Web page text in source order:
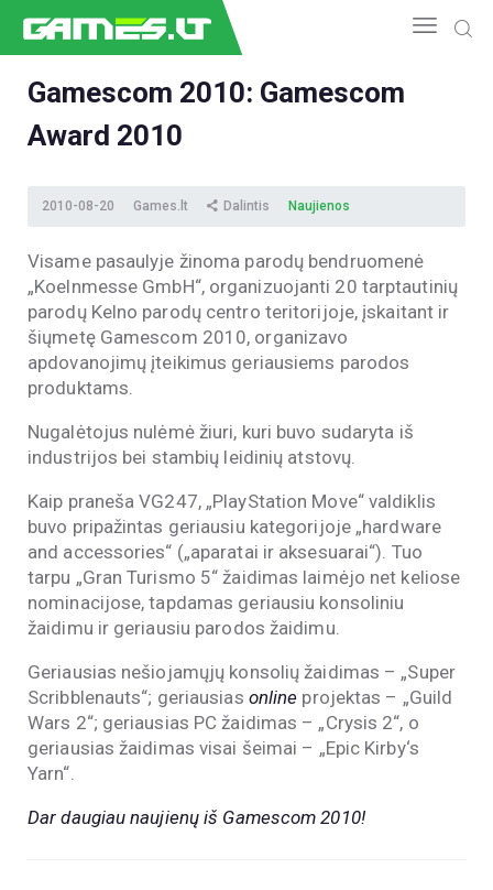
NAUJIENOS
ESPORTAS
VIDEO
APŽVALGOS
ŽAIDIMAI
Gamescom 2010: Gamescom
Award 2010
2010-08-20 Games.lt Dalintis Naujienos
Visame pasaulyje žinoma parodų bendruomenė
„Koelnmesse GmbH“, organizuojanti 20 tarptautinių
parodų Kelno parodų centro teritorijoje, įskaitant ir
šiųmetę Gamescom 2010, organizavo
apdovanojimų įteikimus geriausiems parodos
produktams.
Nugalėtojus nulėmė žiuri, kuri buvo sudaryta iš
industrijos bei stambių leidinių atstovų.
Kaip praneša VG247, „PlayStation Move“ valdiklis
buvo pripažintas geriausiu kategorijoje „hardware
and accessories“ („aparatai ir aksesuarai“). Tuo
tarpu „Gran Turismo 5“ žaidimas laimėjo net keliose
nominacijose, tapdamas geriausiu konsoliniu
žaidimu ir geriausiu parodos žaidimu.
Geriausias nešiojamųjų konsolių žaidimas – „Super
Scribblenauts“; geriausias online projektas – „Guild
Wars 2“; geriausias PC žaidimas – „Crysis 2“, o
geriausias žaidimas visai šeimai – „Epic Kirby‘s
Yarn“.
Dar daugiau naujienų iš Gamescom 2010!